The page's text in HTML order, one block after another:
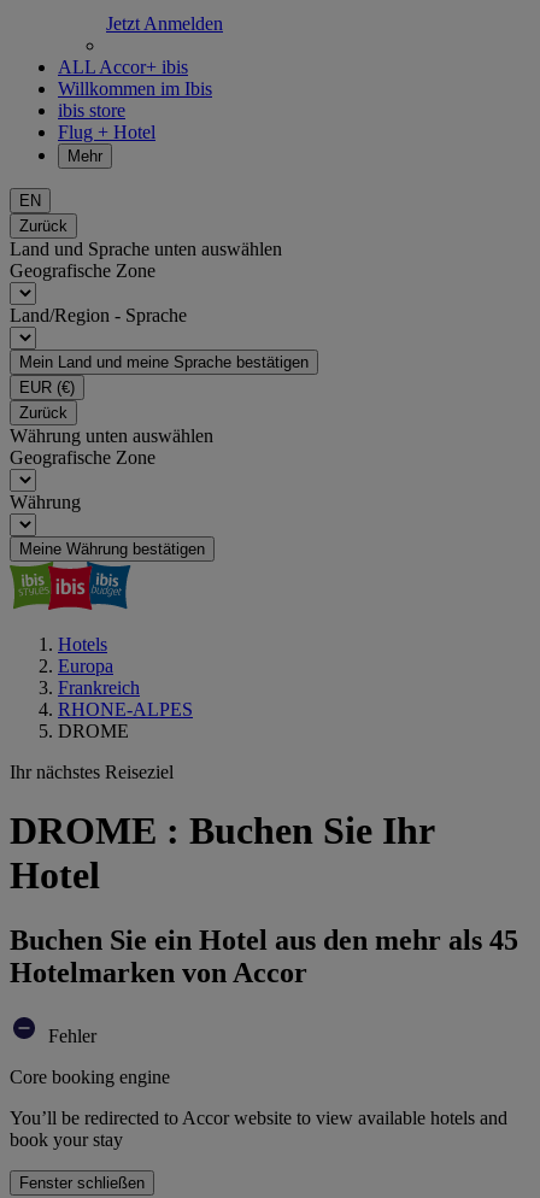
Jetzt Anmelden
ALL Accor+ ibis
Willkommen im Ibis
ibis store
Flug + Hotel
Mehr
EN
Zurück
Land und Sprache unten auswählen
Geografische Zone
Land/Region - Sprache
Mein Land und meine Sprache bestätigen
EUR (€)
Zurück
Währung unten auswählen
Geografische Zone
Währung
Meine Währung bestätigen
Hotels
Europa
Frankreich
RHONE-ALPES
DROME
Ihr nächstes Reiseziel
DROME : Buchen Sie Ihr
Hotel
Buchen Sie ein Hotel aus den mehr als 45
Hotelmarken von Accor
Fehler
Core booking engine
You’ll be redirected to Accor website to view available hotels and
book your stay
Fenster schließen